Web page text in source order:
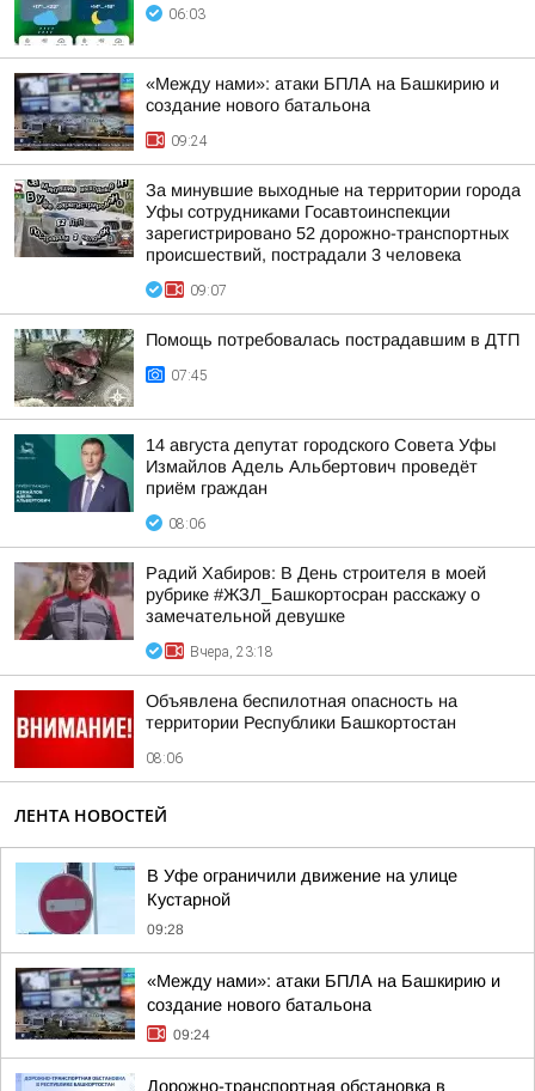
06:03
«Между нами»: атаки БПЛА на Башкирию и
создание нового батальона
09:24
За минувшие выходные на территории города
Уфы сотрудниками Госавтоинспекции
зарегистрировано 52 дорожно-транспортных
происшествий, пострадали 3 человека
09:07
Помощь потребовалась пострадавшим в ДТП
07:45
14 августа депутат городского Совета Уфы
Измайлов Адель Альбертович проведёт
приём граждан
08:06
Радий Хабиров: В День строителя в моей
рубрике #ЖЗЛ_Башкортосран расскажу о
замечательной девушке
Вчера, 23:18
Объявлена беспилотная опасность на
территории Республики Башкортостан
08:06
ЛЕНТА НОВОСТЕЙ
В Уфе ограничили движение на улице
Кустарной
09:28
«Между нами»: атаки БПЛА на Башкирию и
создание нового батальона
09:24
Дорожно-транспортная обстановка в